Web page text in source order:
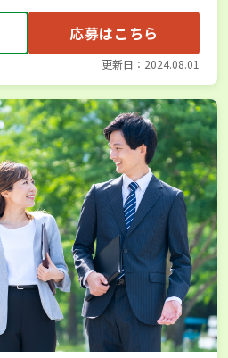
応募はこちら
更新日：2024.08.01